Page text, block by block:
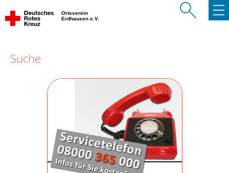
Ortsverein
Erdhausen e.V.
Suche